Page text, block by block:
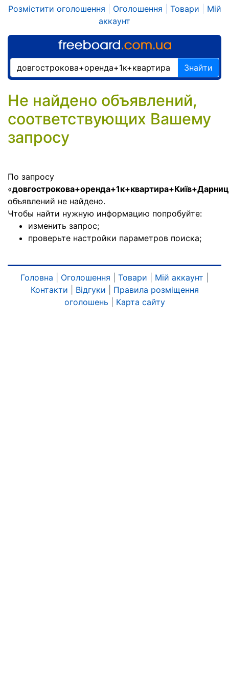
Розмістити оголошення Оголошення Товари
Мій
аккаунт
Знайти
Не найдено объявлений,
соответствующих Вашему
запросу
По запросу
«
объявлений не найдено.
Чтобы найти нужную информацию попробуйте:
изменить запрос;
проверьте настройки параметров поиска;
Головна Оголошення Товари Мій аккаунт
Контакти
Відгуки
Правила розміщення
оголошень
Карта сайту